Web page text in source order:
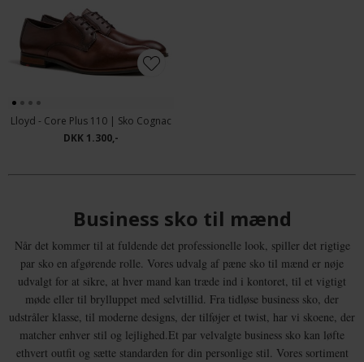
Lloyd - Core Plus 110 | Sko Cognac
DKK 1.300,-
Business sko til mænd
Når det kommer til at fuldende det professionelle look, spiller det rigtige
par sko en afgørende rolle. Vores udvalg af pæne sko til mænd er nøje
udvalgt for at sikre, at hver mand kan træde ind i kontoret, til et vigtigt
møde eller til brylluppet med selvtillid. Fra tidløse business sko, der
udstråler klasse, til moderne designs, der tilføjer et twist, har vi skoene, der
matcher enhver stil og lejlighed.Et par velvalgte business sko kan løfte
ethvert outfit og sætte standarden for din personlige stil. Vores sortiment